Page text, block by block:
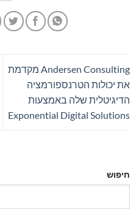
Andersen Consulting מקדמת
את יכולות הטרנספורמציה
הדיגיטלית שלה באמצעות
Exponential Digital Solutions
חיפוש